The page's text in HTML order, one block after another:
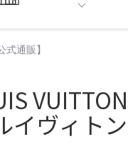
通販】
イヴィト